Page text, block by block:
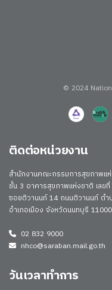
© 2024
ติดต่อหน่วยงาน
สำนักงานคณะกรรมการสุขภาพแ
ชั้น 3 อาคารสุขภาพแห่งชาติ เลข
ซอยติวานนท์ 14 ถนนติวานนท์ ต
อำเภอเมือง จังหวัดนนทบุรี 11000
02 832 9000
nhco@saraban.mail.go.th
วันเวลาทำการ